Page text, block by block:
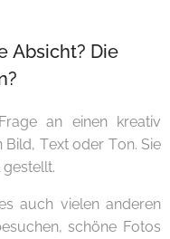
Absicht? Die
an einen kreativ
Text oder Ton. Sie
auch vielen anderen
schöne Fotos